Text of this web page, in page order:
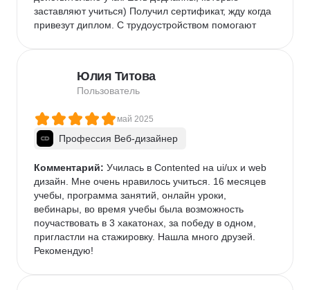
заставляют учиться) Получил сертификат, жду когда
привезут диплом. С трудоустройством помогают
Юлия Титова
Пользователь
май 2025
Профессия Веб-дизайнер
Комментарий: Училась в Contented на ui/ux и web
дизайн. Мне очень нравилось учиться. 16 месяцев
учебы, программа занятий, онлайн уроки,
вебинары, во время учебы была возможность
поучаствовать в 3 хакатонах, за победу в одном,
пригластли на стажировку. Нашла много друзей.
Рекомендую!